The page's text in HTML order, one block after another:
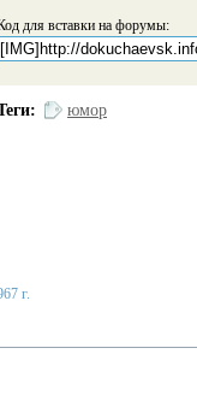
для вставки на форумы:
юмор
г.